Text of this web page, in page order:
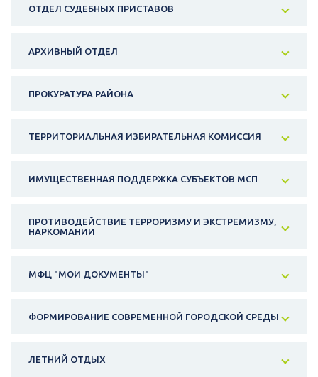
ОТДЕЛ СУДЕБНЫХ ПРИСТАВОВ
АРХИВНЫЙ ОТДЕЛ
ПРОКУРАТУРА РАЙОНА
ТЕРРИТОРИАЛЬНАЯ ИЗБИРАТЕЛЬНАЯ КОМИССИЯ
ИМУЩЕСТВЕННАЯ ПОДДЕРЖКА СУБЪЕКТОВ МСП
ПРОТИВОДЕЙСТВИЕ ТЕРРОРИЗМУ И ЭКСТРЕМИЗМУ,
НАРКОМАНИИ
МФЦ "МОИ ДОКУМЕНТЫ"
ФОРМИРОВАНИЕ СОВРЕМЕННОЙ ГОРОДСКОЙ СРЕДЫ
ЛЕТНИЙ ОТДЫХ